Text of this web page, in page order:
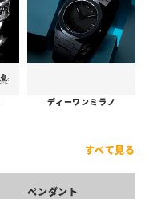
ディーワンミラノ
すべて見る
ペンダント